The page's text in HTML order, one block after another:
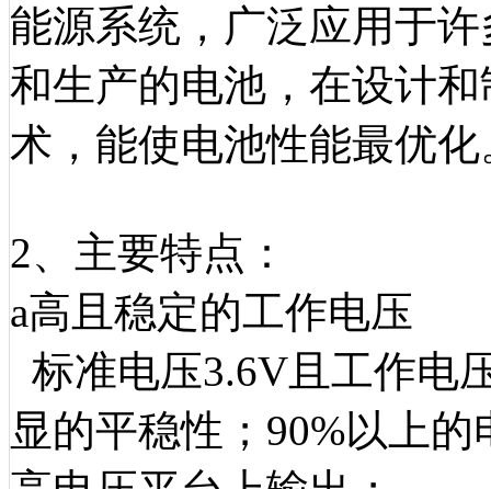
能源系统，广泛应用于
和生产的电池，在设计
术，能使电池性能最优化
2、主要特点：
a高且稳定的工作电压
标准电压3.6V且工作电
显的平稳性；90%以上